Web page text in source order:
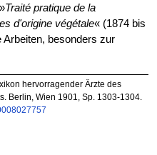
Traité pratique de la
d'origine végétale« (1874 bis
Arbeiten, besonders zur
hervorragender Ärzte des
Berlin, Wien 1901, Sp. 1303-1304.